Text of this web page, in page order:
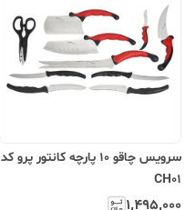
سرویس چاقو 10 پارچه کانتور پرو کد
CH01
۱٬۴۹۵٬۰۰۰